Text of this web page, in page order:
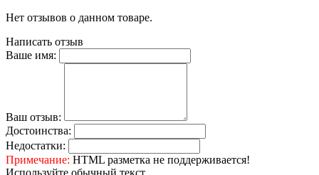
Нет отзывов о данном товаре.
Написать отзыв
Ваше имя:
Ваш отзыв:
Достоинства:
Недостатки:
Примечание: HTML разметка не поддерживается!
Используйте обычный текст.